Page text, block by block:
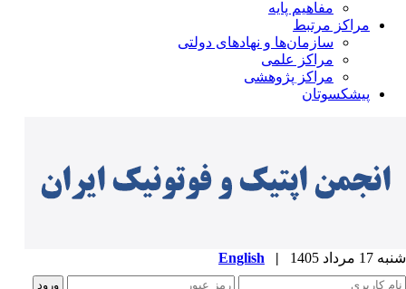
مفاهیم پایه
مراکز مرتبط
سازمان‌ها و نهادهای دولتی
مراکز علمی
مراکز پژوهشی
پیشکسوتان
مرداد 1405 |
English